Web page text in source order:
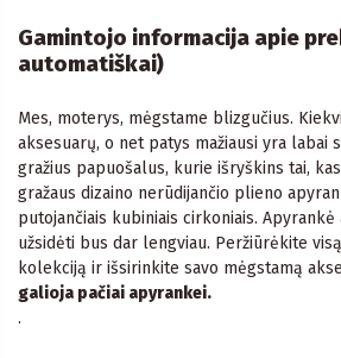
Gamintojo informacija apie
automatiškai)
Mes, moterys, mėgstame blizgučius.
aksesuarų, o net patys mažiausi yra labai
gražius papuošalus, kurie išryškins tai,
gražaus dizaino nerūdijančio plieno
putojančiais kubiniais cirkoniais.
užsidėti bus dar lengviau. Peržiūrėkite
kolekciją ir išsirinkite savo mėgstamą
galioja pačiai apyrankei.
.